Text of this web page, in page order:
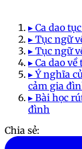
▸ Ca dao
▸ Tục ngữ
▸ Tục ngữ
▸ Ca dao
▸ Ý nghĩa
cảm gia
▸ Bài học
đình
Chia sẻ: